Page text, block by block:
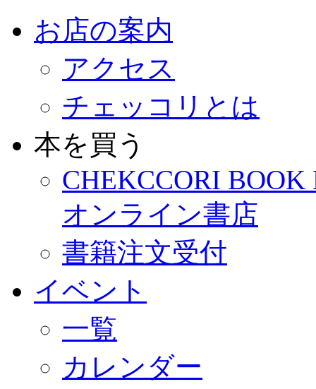
お店の案内
アクセス
チェッコリとは
本を買う
CHEKCCORI BOOK
オンライン書店
書籍注文受付
イベント
一覧
カレンダー